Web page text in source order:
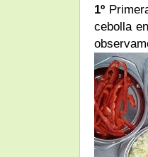
1º
cebolla